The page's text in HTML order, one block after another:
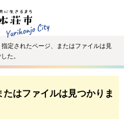
指定されたページ、またはファイルは見
た。
はファイルは見つかりま